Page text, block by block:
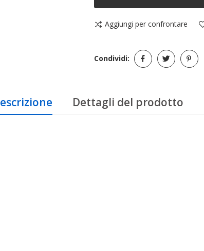
Aggiungi per confrontare
Condividi:
Dettagli del prodotto